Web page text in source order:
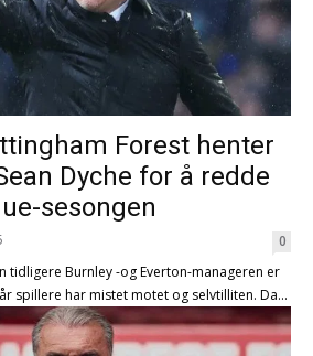
Forest henter
Dyche for å redde
sesongen
0
tidligere Burnley -og Everton-manageren er
spillere har mistet motet og selvtilliten. Da...